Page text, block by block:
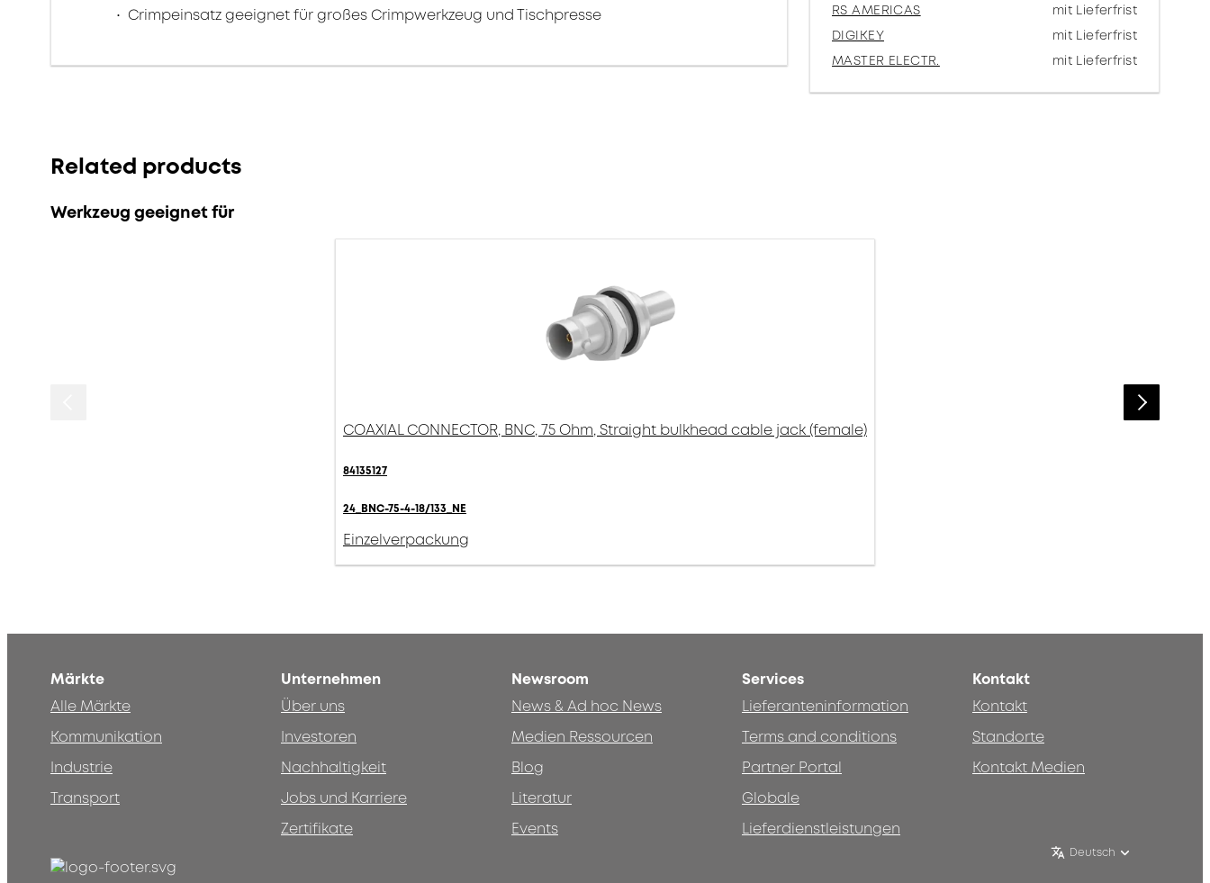
Crimpeinsatz geeignet für großes Crimpwerkzeug und Tischpresse
RS AMERICAS
mit Lieferfrist
DIGIKEY
mit Lieferfrist
MASTER ELECTR.
mit Lieferfrist
Related products
Werkzeug geeignet für
COAXIAL CONNECTOR, BNC, 75 Ohm, Straight bulkhead cable jack (female)
84135127
24_BNC-75-4-18/133_NE
Einzelverpackung
Märkte
Alle Märkte
Kommunikation
Industrie
Transport
Unternehmen
Über uns
Investoren
Nachhaltigkeit
Jobs und Karriere
Zertifikate
Newsroom
News & Ad hoc News
Medien Ressourcen
Blog
Literatur
Events
Services
Lieferanteninformation
Terms and conditions
Partner Portal
Globale
Lieferdienstleistungen
Kontakt
Kontakt
Standorte
Kontakt Medien
Deutsch